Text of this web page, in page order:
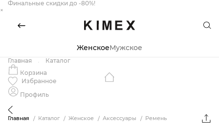
Финальные скидки до -80%!
×
ЖенскоеМужское
Главная
Каталог
Корзина
Избранное
Профиль
Главная Каталог Женское Аксессуары Ремень